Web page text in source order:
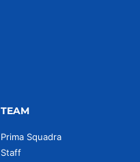
TEAM
Prima Squadra
Staff